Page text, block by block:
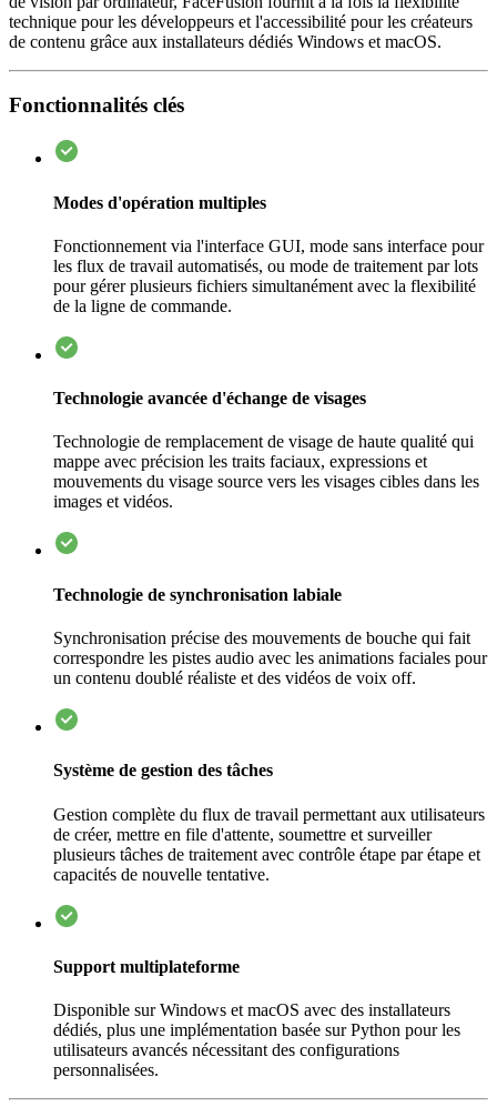
technique pour les développeurs et l'accessibilité pour les créateurs
de contenu grâce aux installateurs dédiés Windows et macOS.
Fonctionnalités clés
Modes d'opération multiples
Fonctionnement via l'interface GUI, mode sans interface pour
les flux de travail automatisés, ou mode de traitement par lots
pour gérer plusieurs fichiers simultanément avec la flexibilité
de la ligne de commande.
Technologie avancée d'échange de visages
Technologie de remplacement de visage de haute qualité qui
mappe avec précision les traits faciaux, expressions et
mouvements du visage source vers les visages cibles dans les
images et vidéos.
Technologie de synchronisation labiale
Synchronisation précise des mouvements de bouche qui fait
correspondre les pistes audio avec les animations faciales pour
un contenu doublé réaliste et des vidéos de voix off.
Système de gestion des tâches
Gestion complète du flux de travail permettant aux utilisateurs
de créer, mettre en file d'attente, soumettre et surveiller
plusieurs tâches de traitement avec contrôle étape par étape et
capacités de nouvelle tentative.
Support multiplateforme
Disponible sur Windows et macOS avec des installateurs
dédiés, plus une implémentation basée sur Python pour les
utilisateurs avancés nécessitant des configurations
personnalisées.